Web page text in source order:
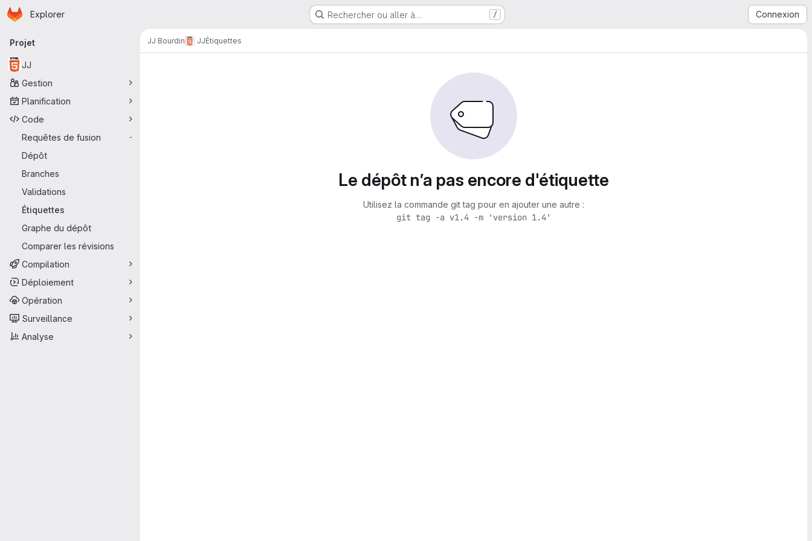
Passer au contenu principal
Page d'accueil
Explorer Rechercher ou aller à… / Connexion
Navigation principale
Projet
JJ
Gestion
Planification
Code
Requêtes de fusion
-
Dépôt
Branches
Validations
Étiquettes
Graphe du dépôt
Comparer les révisions
Compilation
Déploiement
Opération
Surveillance
Analyse
JJ Bourdin JJÉtiquettes
Le dépôt n’a pas encore d'étiquette
Utilisez la commande git tag pour en ajouter une autre :
git tag -a v1.4 -m 'version 1.4'